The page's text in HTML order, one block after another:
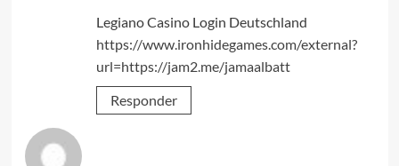
Legiano Casino Login Deutschland
https://www.ironhidegames.com/external?
url=https://jam2.me/jamaalbatt
Responder